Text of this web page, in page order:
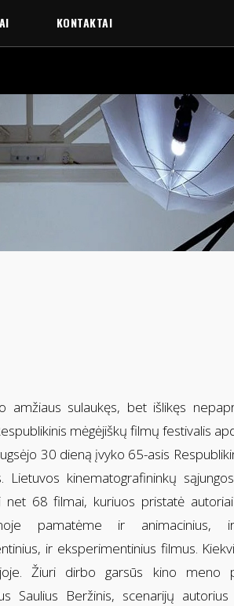
KONTAKTAI
amžiaus sulaukęs, bet išlikęs
mėgėjiškų filmų festivalis
30 dieną įvyko 65-asis
Lietuvos kinematografininkų
net 68 filmai, kuriuos pristatė
pamatėme ir animacinius,
ir eksperimentinius filmus.
Žiuri dirbo garsūs kino meno
Saulius Beržinis, scenarijų